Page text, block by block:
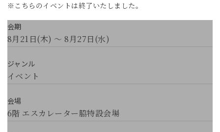
※こちらのイベントは終了いたしました。
会期
8月21日(木) ～ 8月27日(水)
ジャンル
イベント
会場
6階 エスカレーター脇特設会場